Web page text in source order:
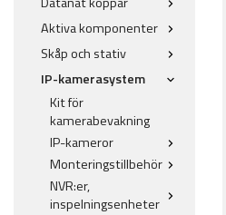
Aktiva komponenter
Skåp och stativ
IP-kamerasystem
Kit för
kamerabevakning
IP-kameror
Monteringstillbehör
NVR:er,
inspelningsenheter